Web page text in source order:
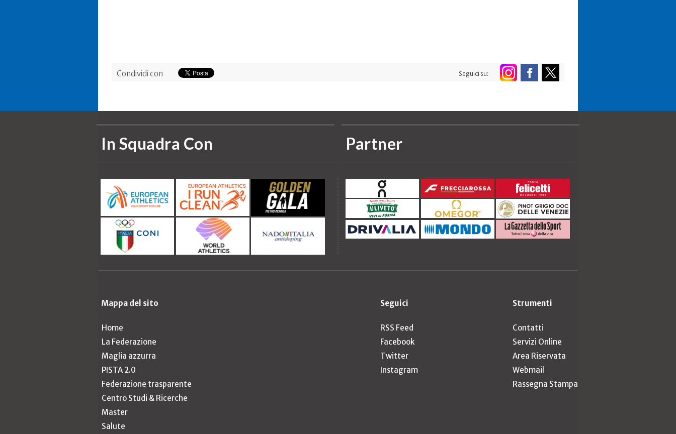
Condividi con Seguici su:
In Squadra Con Partner
Mappa del sito
Home
La Federazione
Maglia azzurra
PISTA 2.0
Federazione trasparente
Centro Studi & Ricerche
Master
Salute
Seguici
RSS Feed
Facebook
Twitter
Instagram
Strumenti
Contatti
Servizi Online
Area Riservata
Webmail
Rassegna Stampa